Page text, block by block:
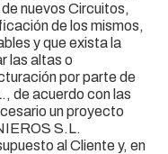
nuevos Circuitos,
de los mismos,
y que exista la
las altas o
por parte de
de acuerdo con las
un proyecto
S.L.
al Cliente y, en